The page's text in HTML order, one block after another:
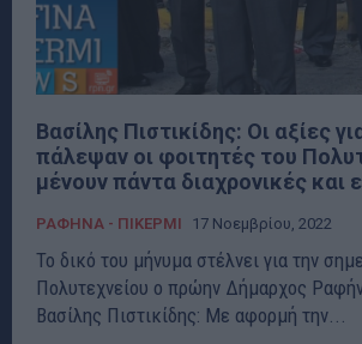
Βασίλης Πιστικίδης: Οι αξίες
πάλεψαν οι φοιτητές του
μένουν πάντα διαχρονικές και
ΡΑΦΗΝΑ - ΠΙΚΕΡΜΙ 17 Νοεμβρίου, 2022
Το δικό του μήνυμα στέλνει για την
Πολυτεχνείου ο πρώην Δήμαρχος
Βασίλης Πιστικίδης: Με αφορμή την...